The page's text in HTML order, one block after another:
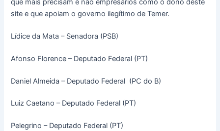
que mais precisam e não empresários como o dono deste
site e que apoiam o governo ilegítimo de Temer.
Lídice da Mata – Senadora (PSB)
Afonso Florence – Deputado Federal (PT)
Daniel Almeida – Deputado Federal (PC do B)
Luiz Caetano – Deputado Federal (PT)
Pelegrino – Deputado Federal (PT)